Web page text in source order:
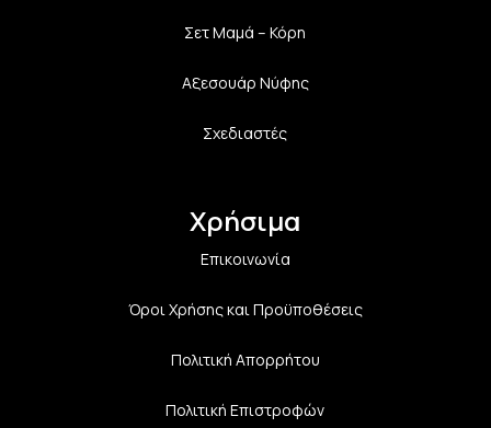
Σετ Μαμά – Κόρη
Αξεσουάρ Νύφης
Σχεδιαστές
Χρήσιμα
Επικοινωνία
Όροι Χρήσης και Προϋποθέσεις
Πολιτική Aπορρήτου
Πολιτική Επιστροφών